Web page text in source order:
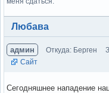
Вне форума
Любава
админ Откуда: Берген
Сайт
Сегодняшнее нападение